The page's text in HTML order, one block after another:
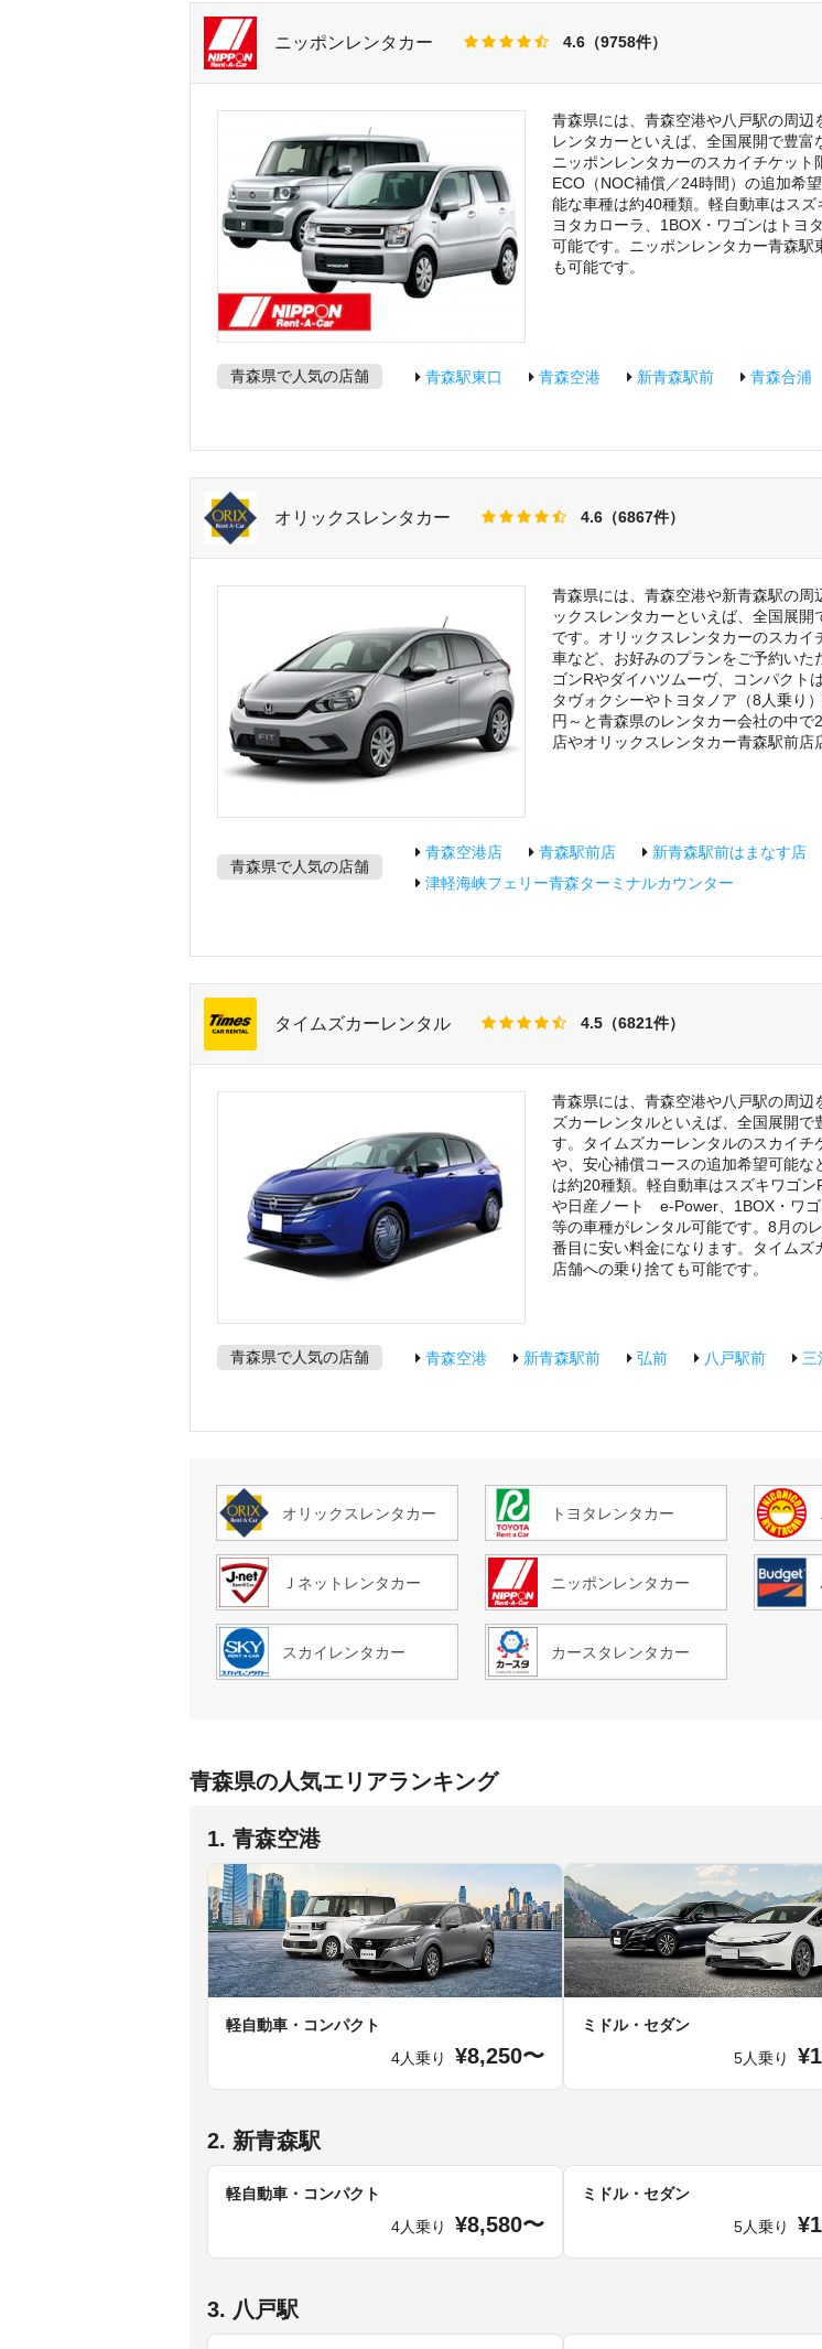
ニッポンレンタカー 4.6（9758件）
青森県には、青森空港や八戸駅の周
レンタカーといえば、全国展開で豊富
ニッポンレンタカーのスカイチケット
ECO（NOC補償／24時間）の追加希
能な車種は約40種類。軽自動車はス
ヨタカローラ、1BOX・ワゴンはトヨ
可能です。ニッポンレンタカー青森
も可能です。
青森県で人気の店舗 青森駅東口 青森空港 新青森駅前 青森合浦
オリックスレンタカー 4.6（6867件）
青森県には、青森空港や新青森駅の
ックスレンタカーといえば、全国展
です。オリックスレンタカーのスカ
車など、お好みのプランをご予約い
ゴンRやダイハツムーヴ、コンパクト
タヴォクシーやトヨタノア（8人乗り
円～と青森県のレンタカー会社の中
店やオリックスレンタカー青森駅前店
青森県で人気の店舗
青森空港店 青森駅前店 新青森駅前はまなす店
津軽海峡フェリー青森ターミナルカウンター
タイムズカーレンタル 4.5（6821件）
青森県には、青森空港や八戸駅の周
ズカーレンタルといえば、全国展開
す。タイムズカーレンタルのスカイ
や、安心補償コースの追加希望可能
は約20種類。軽自動車はスズキワゴ
や日産ノート e-Power、1BOX・ワゴ
等の車種がレンタル可能です。8月の
番目に安い料金になります。タイム
店舗への乗り捨ても可能です。
青森県で人気の店舗 青森空港 新青森駅前 弘前 八戸駅前 三
オリックスレンタカー トヨタレンタカー
Ｊネットレンタカー ニッポンレンタカー
スカイレンタカー カースタレンタカー
青森県の人気エリアランキング
1. 青森空港
軽自動車・コンパクト
4人乗り
¥8,250〜
ミドル・セダン
5人乗り
2. 新青森駅
軽自動車・コンパクト
4人乗り
¥8,580〜
ミドル・セダン
5人乗り
3. 八戸駅